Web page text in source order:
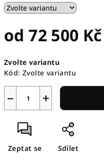
od72 500 Kč
cena:
Zvolte variantu
Kód: Zvolte variantu
+
−
Zeptat se Sdílet